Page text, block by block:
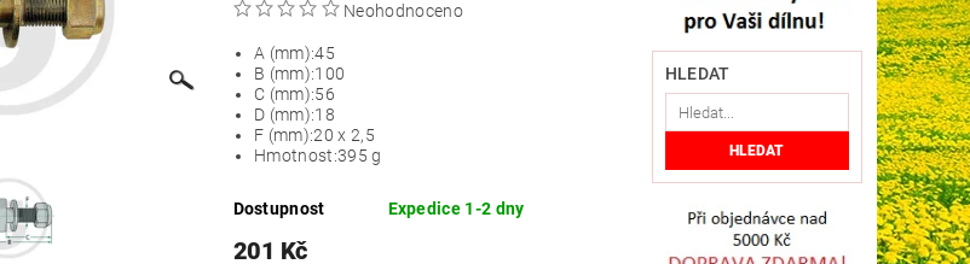
Neohodnoceno
A (mm):45
B (mm):100
C (mm):56
D (mm):18
F (mm):20 x 2,5
Hmotnost:395 g
Dostupnost Expedice 1-2 dny
201 Kč
HLEDAT